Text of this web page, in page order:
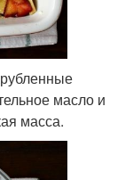
масло и
масса.